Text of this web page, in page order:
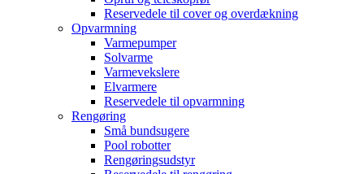
Reservedele til cover og overdækning
Opvarmning
Varmepumper
Solvarme
Varmevekslere
Elvarmere
Reservedele til opvarmning
Rengøring
Små bundsugere
Pool robotter
Rengøringsudstyr